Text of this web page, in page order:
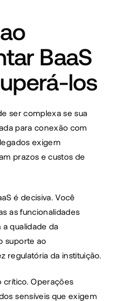
BaaS
los
ser complexa se sua
para conexão com
exigem
prazos e custos de
é decisiva. Você
as funcionalidades
qualidade da
suporte ao
regulatória da instituição.
crítico. Operações
sensíveis que exigem